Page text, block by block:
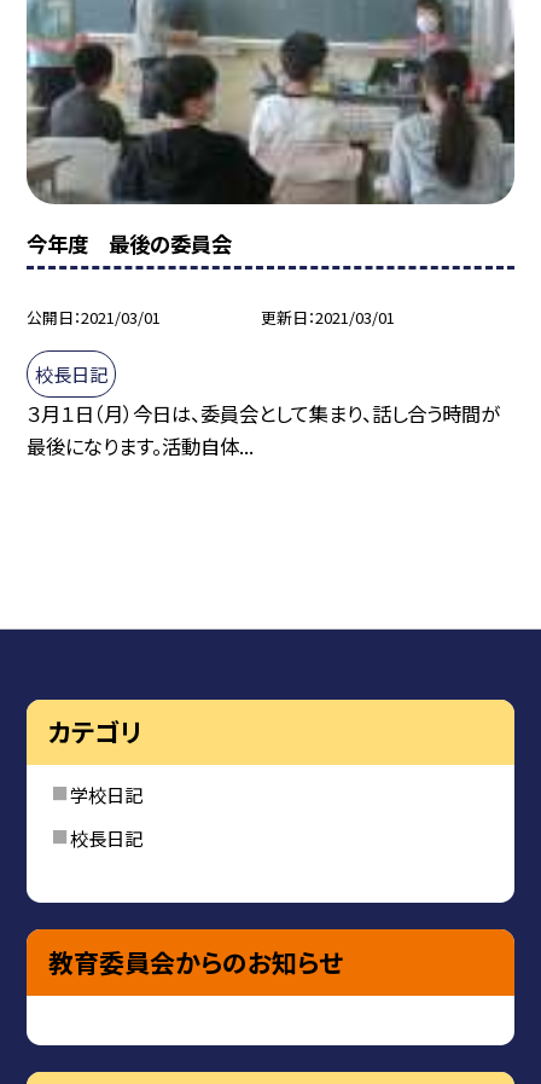
今年度 最後の委員会
公開日 2021/03/01 更新日 2021/03/01
校長日記
３月１日（月）今日は、委員会として集まり、話し合う時間が
最後になります。活動自体...
カテゴリ
学校日記
校長日記
教育委員会からのお知らせ